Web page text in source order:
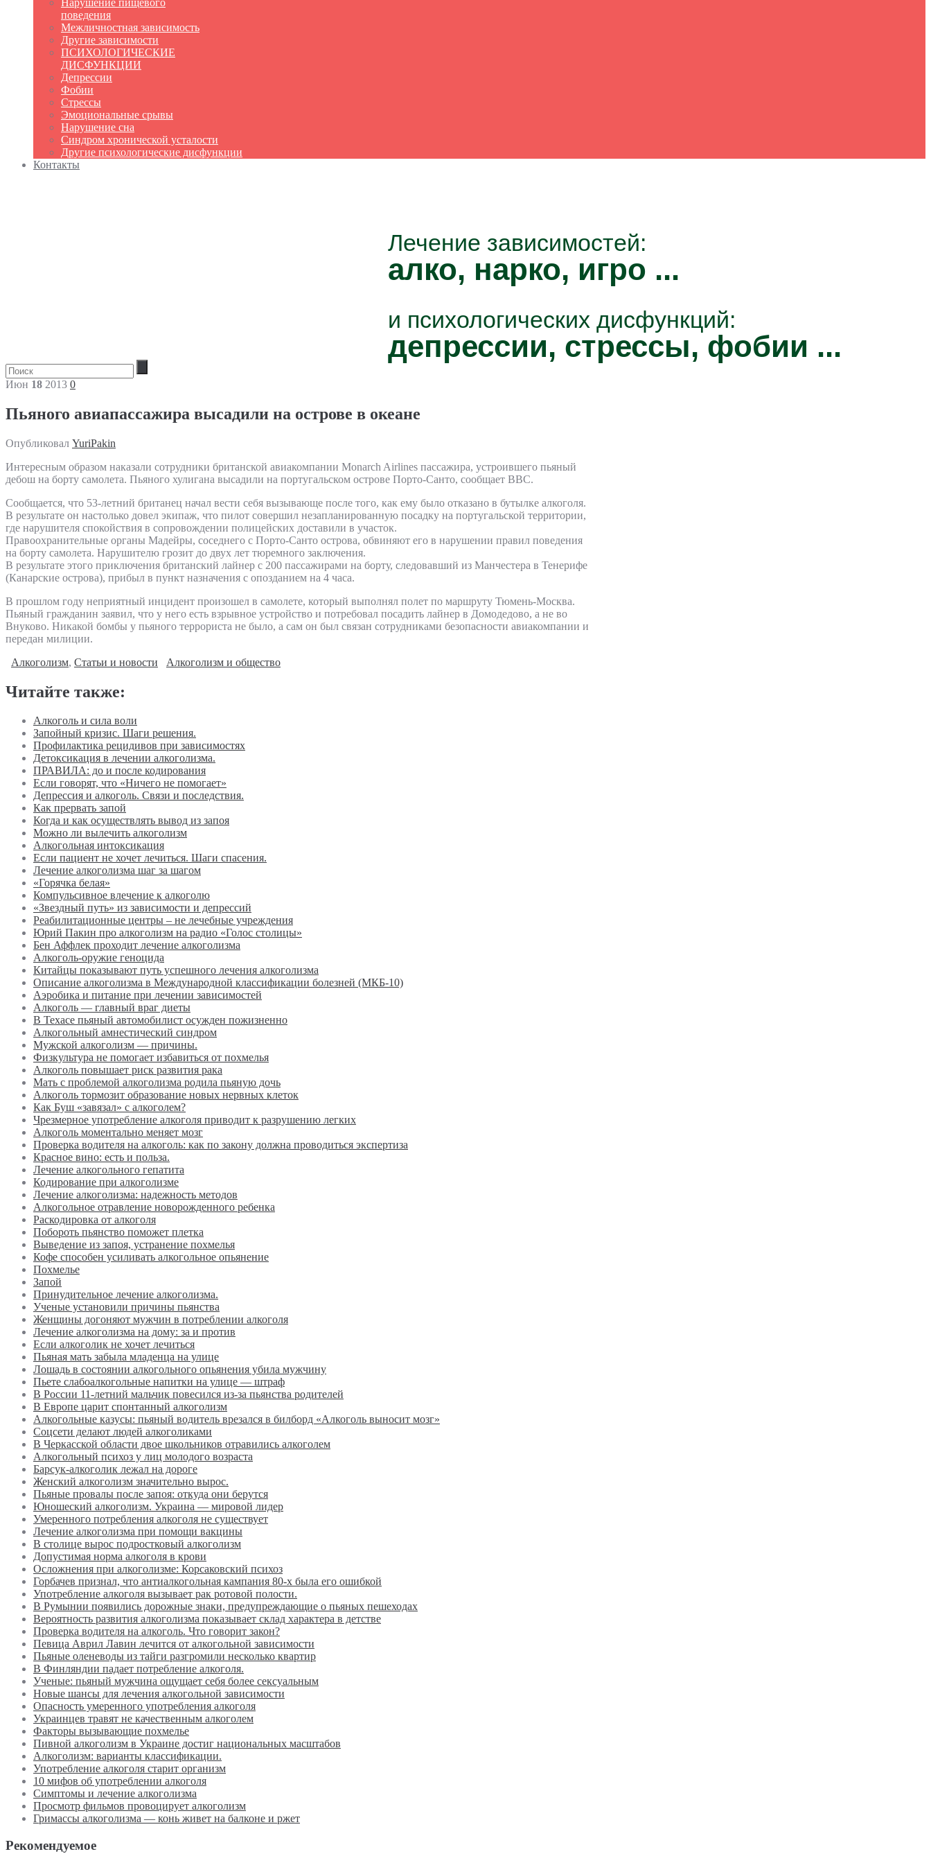
поведения
Межличностная зависимость
Другие зависимости
ПСИХОЛОГИЧЕСКИЕ
ДИСФУНКЦИИ
Депрессии
Фобии
Стрессы
Эмоциональные срывы
Нарушение сна
Синдром хронической усталости
Другие психологические дисфункции
Контакты
Лечение зависимостей:
алко, нарко, игро ...
и психологических дисфункций:
депрессии, стрессы, фобии ...
Июн 18 2013 0
Пьяного авиапассажира высадили на острове в океане
Опубликовал YuriPakin
Интересным образом наказали сотрудники британской авиакомпании Monarch Airlines пассажира, устроившего пьяный
дебош на борту самолета. Пьяного хулигана высадили на португальском острове Порто-Санто, сообщает BBC.
Сообщается, что 53-летний британец начал вести себя вызывающе после того, как ему было отказано в бутылке алкоголя.
В результате он настолько довел экипаж, что пилот совершил незапланированную посадку на португальской территории,
где нарушителя спокойствия в сопровождении полицейских доставили в участок.
Правоохранительные органы Мадейры, соседнего с Порто-Санто острова, обвиняют его в нарушении правил поведения
на борту самолета. Нарушителю грозит до двух лет тюремного заключения.
В результате этого приключения британский лайнер с 200 пассажирами на борту, следовавший из Манчестера в Тенерифе
(Канарские острова), прибыл в пункт назначения с опозданием на 4 часа.
В прошлом году неприятный инцидент произошел в самолете, который выполнял полет по маршруту Тюмень-Москва.
Пьяный гражданин заявил, что у него есть взрывное устройство и потребовал посадить лайнер в Домодедово, а не во
Внуково. Никакой бомбы у пьяного террориста не было, а сам он был связан сотрудниками безопасности авиакомпании и
передан милиции.
Алкоголизм, Статьи и новости Алкоголизм и общество
Читайте также:
Алкоголь и сила воли
Запойный кризис. Шаги решения.
Профилактика рецидивов при зависимостях
Детоксикация в лечении алкоголизма.
ПРАВИЛА: до и после кодирования
Если говорят, что «Ничего не помогает»
Депрессия и алкоголь. Связи и последствия.
Как прервать запой
Когда и как осуществлять вывод из запоя
Можно ли вылечить алкоголизм
Алкогольная интоксикация
Если пациент не хочет лечиться. Шаги спасения.
Лечение алкоголизма шаг за шагом
«Горячка белая»
Компульсивное влечение к алкоголю
«Звездный путь» из зависимости и депрессий
Реабилитационные центры – не лечебные учреждения
Юрий Пакин про алкоголизм на радио «Голос столицы»
Бен Аффлек проходит лечение алкоголизма
Алкоголь-оружие геноцида
Китайцы показывают путь успешного лечения алкоголизма
Описание алкоголизма в Международной классификации болезней (МКБ-10)
Аэробика и питание при лечении зависимостей
Алкоголь — главный враг диеты
В Техасе пьяный автомобилист осужден пожизненно
Алкогольный амнестический синдром
Мужской алкоголизм — причины.
Физкультура не помогает избавиться от похмелья
Алкоголь повышает риск развития рака
Мать с проблемой алкоголизма родила пьяную дочь
Алкоголь тормозит образование новых нервных клеток
Как Буш «завязал» с алкоголем?
Чрезмерное употребление алкоголя приводит к разрушению легких
Алкоголь моментально меняет мозг
Проверка водителя на алкоголь: как по закону должна проводиться экспертиза
Красное вино: есть и польза.
Лечение алкогольного гепатита
Кодирование при алкоголизме
Лечение алкоголизма: надежность методов
Алкогольное отравление новорожденного ребенка
Раскодировка от алкоголя
Побороть пьянство поможет плетка
Выведение из запоя, устранение похмелья
Кофе способен усиливать алкогольное опьянение
Похмелье
Запой
Принудительное лечение алкоголизма.
Ученые установили причины пьянства
Женщины догоняют мужчин в потреблении алкоголя
Лечение алкоголизма на дому: за и против
Если алкоголик не хочет лечиться
Пьяная мать забыла младенца на улице
Лошадь в состоянии алкогольного опьянения убила мужчину
Пьете слабоалкогольные напитки на улице — штраф
В России 11-летний мальчик повесился из-за пьянства родителей
В Европе царит спонтанный алкоголизм
Алкогольные казусы: пьяный водитель врезался в билборд «Алкоголь выносит мозг»
Соцсети делают людей алкоголиками
В Черкасской области двое школьников отравились алкоголем
Алкогольный психоз у лиц молодого возраста
Барсук-алкоголик лежал на дороге
Женский алкоголизм значительно вырос.
Пьяные провалы после запоя: откуда они берутся
Юношеский алкоголизм. Украина — мировой лидер
Умеренного потребления алкоголя не существует
Лечение алкоголизма при помощи вакцины
В столице вырос подростковый алкоголизм
Допустимая норма алкоголя в крови
Осложнения при алкоголизме: Корсаковский психоз
Горбачев признал, что антиалкогольная кампания 80-х была его ошибкой
Употребление алкоголя вызывает рак ротовой полости.
В Румынии появились дорожные знаки, предупреждающие о пьяных пешеходах
Вероятность развития алкоголизма показывает склад характера в детстве
Проверка водителя на алкоголь. Что говорит закон?
Певица Аврил Лавин лечится от алкогольной зависимости
Пьяные оленеводы из тайги разгромили несколько квартир
В Финляндии падает потребление алкоголя.
Ученые: пьяный мужчина ощущает себя более сексуальным
Новые шансы для лечения алкогольной зависимости
Опасность умеренного употребления алкоголя
Украинцев травят не качественным алкоголем
Факторы вызывающие похмелье
Пивной алкоголизм в Украине достиг национальных масштабов
Алкоголизм: варианты классификации.
Употребление алкоголя старит организм
10 мифов об употреблении алкоголя
Симптомы и лечение алкоголизма
Просмотр фильмов провоцирует алкоголизм
Гримассы алкоголизма — конь живет на балконе и ржет
Рекомендуемое